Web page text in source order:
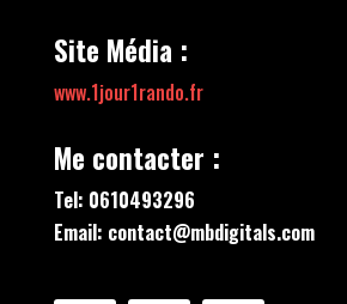
Site Média :
www.1jour1rando.fr
Me contacter :
Tel: 0610493296
Email: contact@mbdigitals.com